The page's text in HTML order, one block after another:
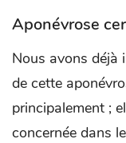
Aponévrose
Nous avons déjà
de cette
principalement ;
concernée dans